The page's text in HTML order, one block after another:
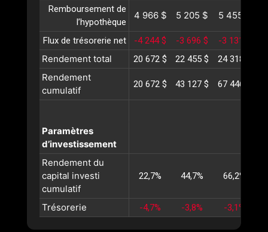
Remboursement de
l’hypothèque
4 966 $ 5 205 $ 5 455 $
Flux de trésorerie net -4 244 $ -3 696 $ -3 131 $
Rendement total 20 672 $ 22 455 $ 24 318 $
Rendement
cumulatif
20 672 $ 43 127 $ 67 446 $
Paramètres
d’investissement
Rendement du
capital investi
cumulatif
22,7% 44,7% 66,2%
Trésorerie -4,7% -3,8% -3,1%